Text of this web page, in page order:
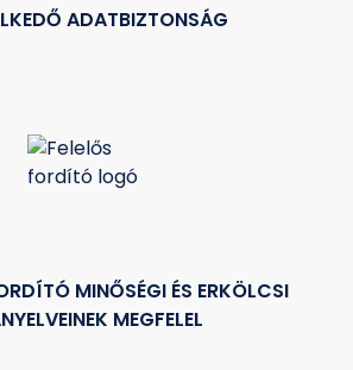
ADATBIZTONSÁG
MINŐSÉGI ÉS ERKÖLCSI
MEGFELEL